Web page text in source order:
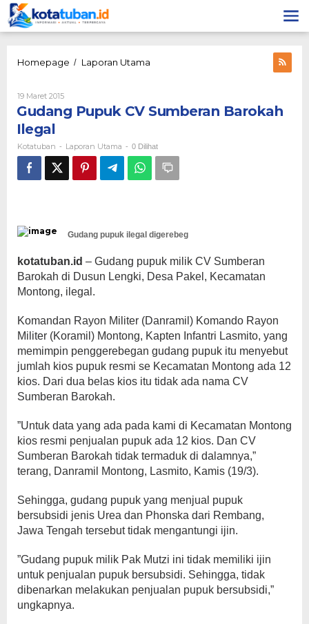
Lewati
ke
konten
Homepage / Laporan Utama
Barokah
19 Maret 2015Oleh
Kotatuban
Gudang Pupuk CV Sumberan Barokah
Ilegal
Kotatuban - Laporan Utama - 0 Dilihat
Gudang pupuk ilegal digerebeg
kotatuban.id – Gudang pupuk milik CV Sumberan
Barokah di Dusun Lengki, Desa Pakel, Kecamatan
Montong, ilegal.
Komandan Rayon Militer (Danramil) Komando Rayon
Militer (Koramil) Montong, Kapten Infantri Lasmito, yang
memimpin penggerebegan gudang pupuk itu menyebut
jumlah kios pupuk resmi se Kecamatan Montong ada 12
kios. Dari dua belas kios itu tidak ada nama CV
Sumberan Barokah.
”Untuk data yang ada pada kami di Kecamatan Montong
kios resmi penjualan pupuk ada 12 kios. Dan CV
Sumberan Barokah tidak termaduk di dalamnya,”
terang, Danramil Montong, Lasmito, Kamis (19/3).
Sehingga, gudang pupuk yang menjual pupuk
bersubsidi jenis Urea dan Phonska dari Rembang,
Jawa Tengah tersebut tidak mengantungi ijin.
”Gudang pupuk milik Pak Mutzi ini tidak memiliki ijin
untuk penjualan pupuk bersubsidi. Sehingga, tidak
dibenarkan melakukan penjualan pupuk bersubsidi,”
ungkapnya.